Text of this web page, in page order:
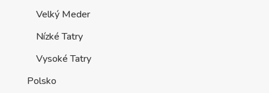
Velký Meder
Nízké Tatry
Vysoké Tatry
Polsko